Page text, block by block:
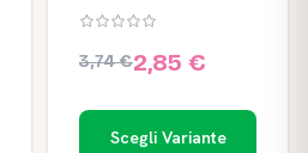
3,74 €2,85 €
Scegli Variante